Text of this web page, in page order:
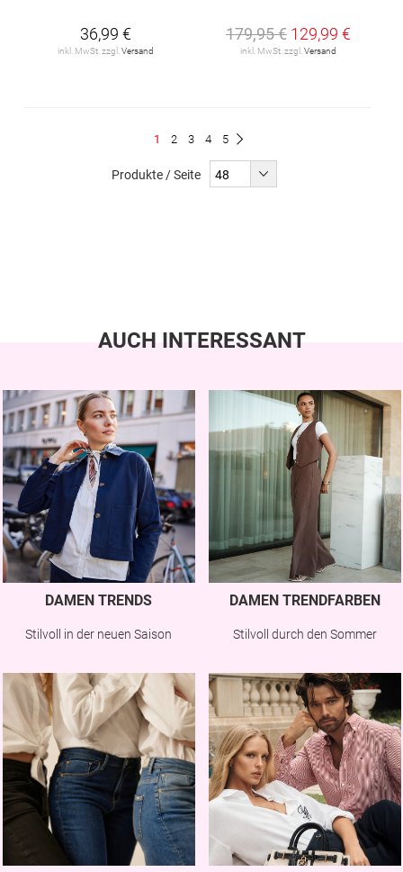
36,99 €
inkl. MwSt. zzgl. Versand
179,95 € 129,99 €
inkl. MwSt. zzgl. Versand
Du
1 Seite
2 Seite
3 Seite
4 Seite
5
Produkte / Seite
AUCH INTERESSANT
DAMEN TRENDS
Stilvoll in der neuen Saison
DAMEN TRENDFARBEN
Stilvoll durch den Sommer